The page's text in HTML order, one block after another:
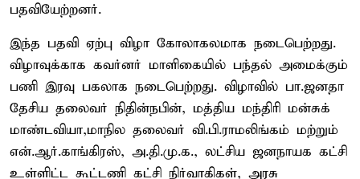
பதவியேற்றனர்.
இந்த பதவி ஏற்பு விழா கோலாகலமாக நடைபெற்றது.
விழாவுக்காக கவர்னர் மாளிகையில் பந்தல் அமைக்கும்
பணி இரவு பகலாக நடைபெற்றது. விழாவில் பா.ஜனதா
தேசிய தலைவர் நிதின்நபின், மத்திய மந்திரி மன்சுக்
மாண்டவியா,மாநில தலைவர் வி.பி.ராமலிங்கம் மற்றும்
என்.ஆர்.காங்கிரஸ், அ.தி.மு.க., லட்சிய ஜனநாயக கட்சி
உள்ளிட்ட கூட்டணி கட்சி நிர்வாகிகள், அரசு